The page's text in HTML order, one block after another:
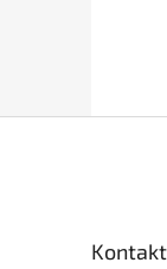
Kontakt